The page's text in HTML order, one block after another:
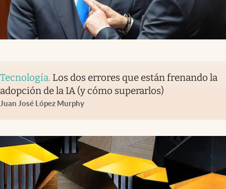
Tecnología. Los dos errores que están frenando la
adopción de la IA (y cómo superarlos)
Juan José López Murphy